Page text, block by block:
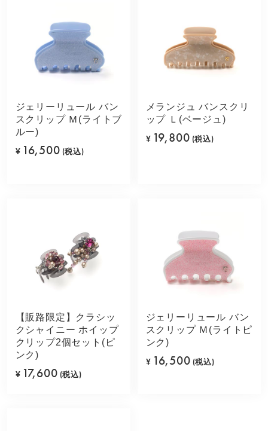
ジェリーリュール バン
スクリップ Ｍ(ライトブ
ルー)
¥ 16,500 (税込)
メランジュ バンスクリ
ップ Ｌ(ベージュ)
¥ 19,800 (税込)
【販路限定】クラシッ
クシャイニー ホイップ
クリップ2個セット(ピ
ンク)
¥ 17,600 (税込)
ジェリーリュール バン
スクリップ Ｍ(ライトピ
ンク)
¥ 16,500 (税込)